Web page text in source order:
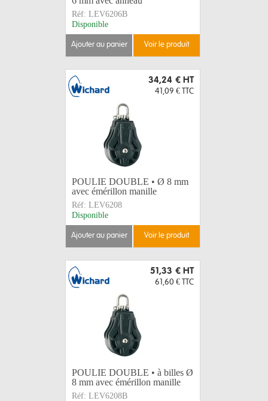
Réf: LEV6206B
Disponible
ajouter au panier voir le produit
34,24 € HT
41,09 € TTC
POULIE DOUBLE • Ø 8 mm
avec émérillon manille
Réf: LEV6208
Disponible
ajouter au panier voir le produit
51,33 € HT
61,60 € TTC
POULIE DOUBLE • à billes Ø
8 mm avec émérillon manille
Réf: LEV6208B